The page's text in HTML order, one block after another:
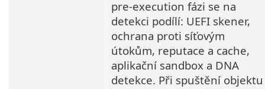
pre-execution fázi se na
detekci podílí: UEFI skener,
ochrana proti síťovým
útokům, reputace a cache,
aplikační sandbox a DNA
detekce. Při spuštění objektu